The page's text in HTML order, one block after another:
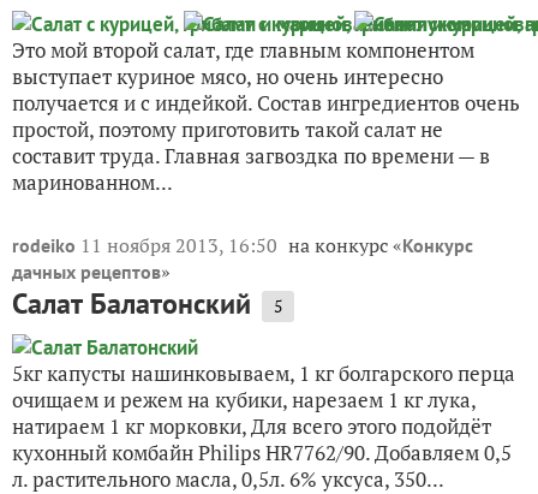
Это мой второй салат, где главным компонентом
выступает куриное мясо, но очень интересно
получается и с индейкой. Состав ингредиентов очень
простой, поэтому приготовить такой салат не
составит труда. Главная загвоздка по времени — в
маринованном...
rodeiko 11 ноября 2013, 16:50 на конкурс «Конкурс
дачных рецептов»
Салат Балатонский 5
5кг капусты нашинковываем, 1 кг болгарского перца
очищаем и режем на кубики, нарезаем 1 кг лука,
натираем 1 кг морковки, Для всего этого подойдёт
кухонный комбайн Philips HR7762/90. Добавляем 0,5
л. растительного масла, 0,5л. 6% уксуса, 350...